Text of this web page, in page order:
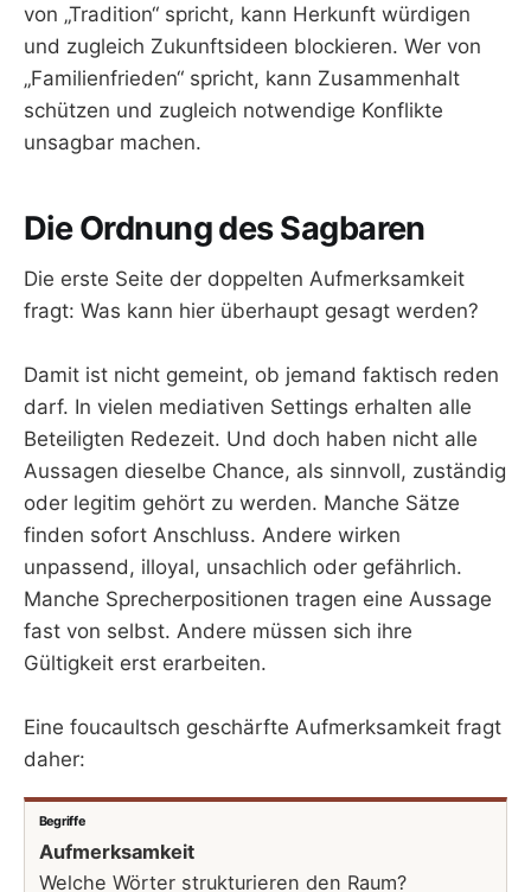
von „Tradition“ spricht, kann Herkunft würdigen
und zugleich Zukunftsideen blockieren. Wer von
„Familienfrieden“ spricht, kann Zusammenhalt
schützen und zugleich notwendige Konflikte
unsagbar machen.
Die Ordnung des Sagbaren
Die erste Seite der doppelten Aufmerksamkeit
fragt: Was kann hier überhaupt gesagt werden?
Damit ist nicht gemeint, ob jemand faktisch reden
darf. In vielen mediativen Settings erhalten alle
Beteiligten Redezeit. Und doch haben nicht alle
Aussagen dieselbe Chance, als sinnvoll, zuständig
oder legitim gehört zu werden. Manche Sätze
finden sofort Anschluss. Andere wirken
unpassend, illoyal, unsachlich oder gefährlich.
Manche Sprecherpositionen tragen eine Aussage
fast von selbst. Andere müssen sich ihre
Gültigkeit erst erarbeiten.
Eine foucaultsch geschärfte Aufmerksamkeit fragt
daher:
Begriffe
Aufmerksamkeit
Welche Wörter strukturieren den Raum?